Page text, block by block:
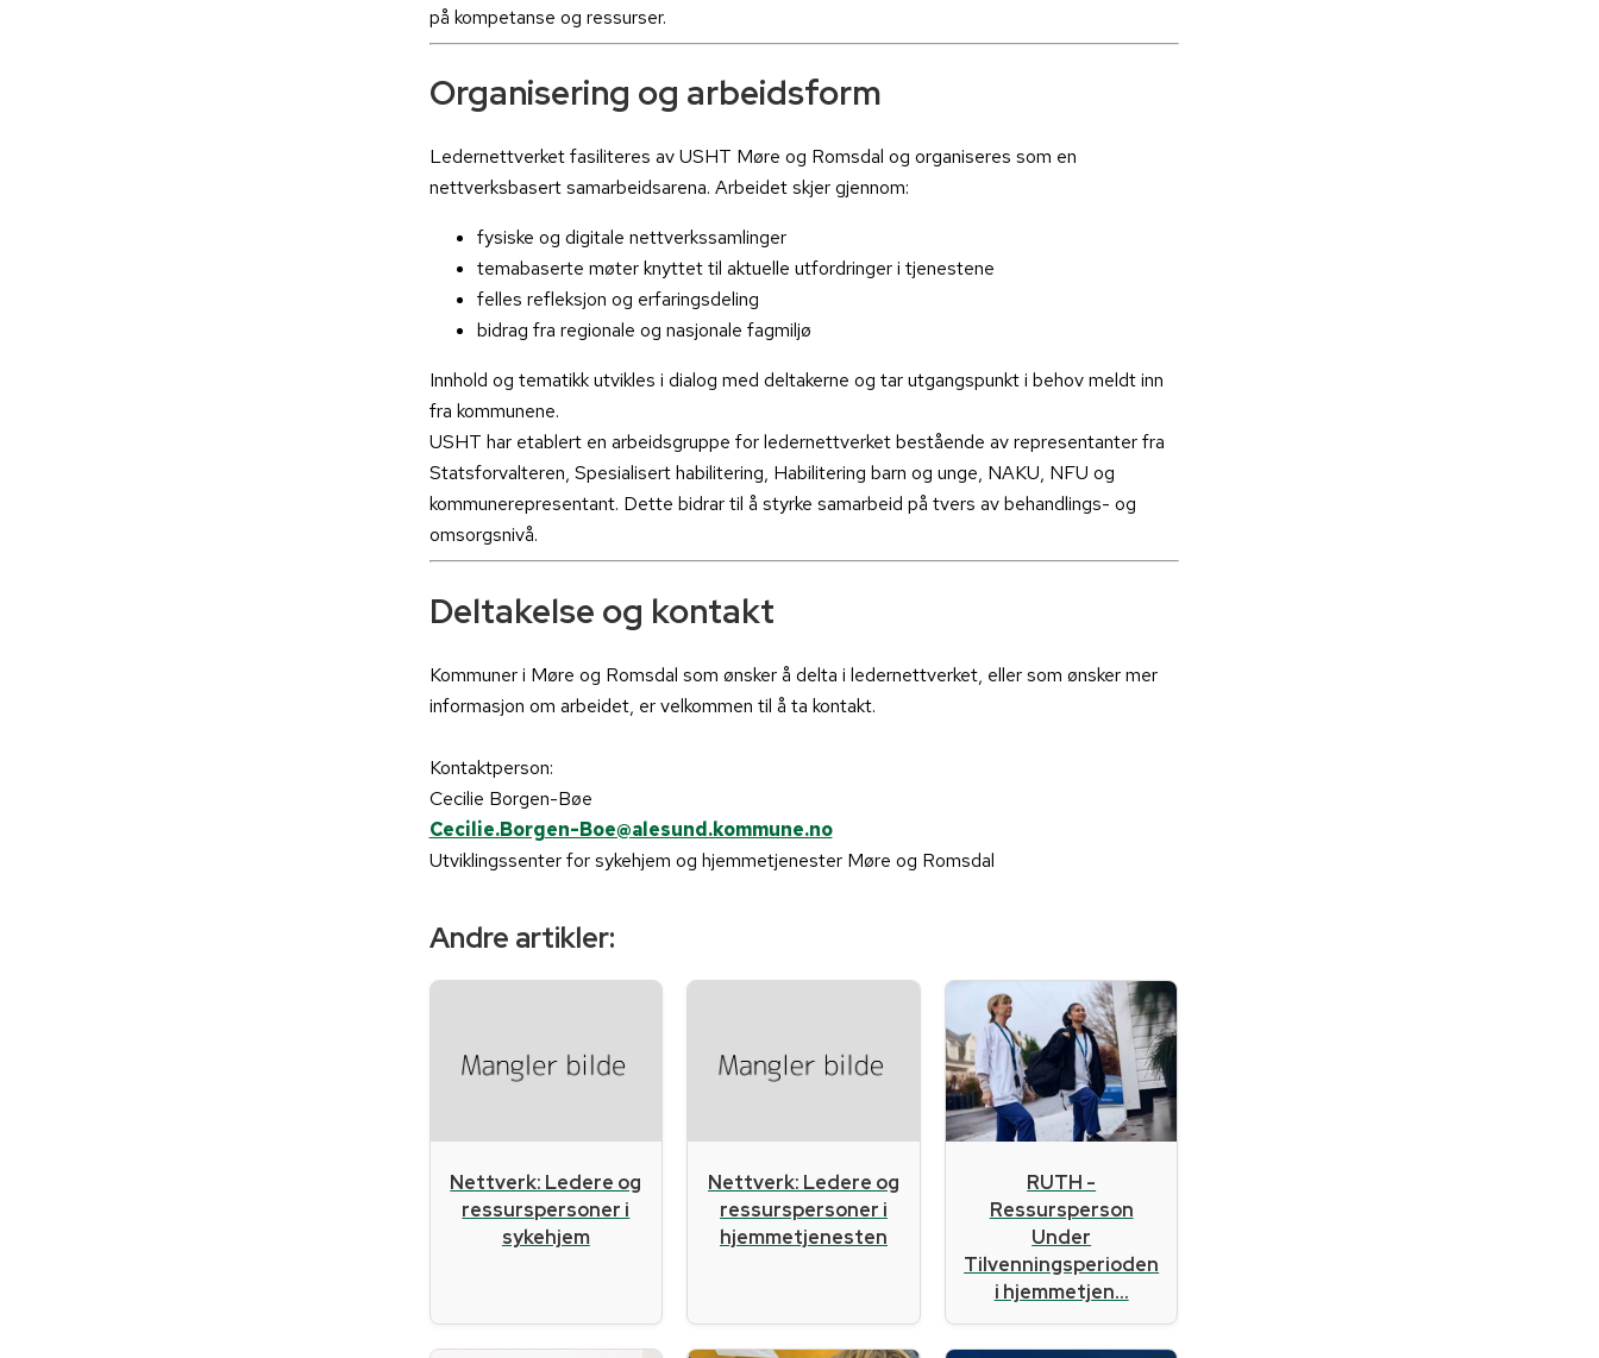
på kompetanse og ressurser.
Organisering og arbeidsform
Ledernettverket fasiliteres av USHT Møre og Romsdal og organiseres som en
nettverksbasert samarbeidsarena. Arbeidet skjer gjennom:
fysiske og digitale nettverkssamlinger
temabaserte møter knyttet til aktuelle utfordringer i tjenestene
felles refleksjon og erfaringsdeling
bidrag fra regionale og nasjonale fagmiljø
Innhold og tematikk utvikles i dialog med deltakerne og tar utgangspunkt i behov meldt inn
fra kommunene.
USHT har etablert en arbeidsgruppe for ledernettverket bestående av representanter fra
Statsforvalteren, Spesialisert habilitering, Habilitering barn og unge, NAKU, NFU og
kommunerepresentant. Dette bidrar til å styrke samarbeid på tvers av behandlings- og
omsorgsnivå.
Deltakelse og kontakt
Kommuner i Møre og Romsdal som ønsker å delta i ledernettverket, eller som ønsker mer
informasjon om arbeidet, er velkommen til å ta kontakt.
Kontaktperson:
Cecilie Borgen-Bøe
Cecilie.Borgen-Boe@alesund.kommune.no
Utviklingssenter for sykehjem og hjemmetjenester Møre og Romsdal
Andre artikler:
Nettverk: Ledere og
ressurspersoner i
sykehjem
Nettverk: Ledere og
ressurspersoner i
hjemmetjenesten
RUTH -
Ressursperson
Under
Tilvenningsperioden
i hjemmetjen...